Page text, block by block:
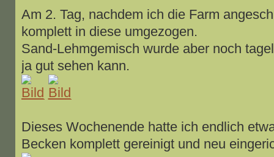
Am 2. Tag, nachdem ich die Farm
komplett in diese umgezogen.
Sand-Lehmgemisch wurde aber noch
ja gut sehen kann.
Dieses Wochenende hatte ich endlich
Becken komplett gereinigt und neu